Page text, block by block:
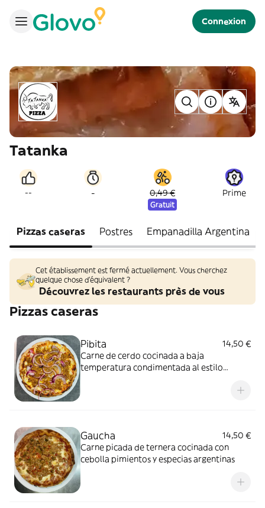
Connexion
Tatanka
-- - 0,49 €
Gratuit
Prime
Pizzas caseras Postres Empanadilla Argentina
Cet établissement est fermé actuellement. Vous cherchez
quelque chose d'équivalent ?
Découvrez les restaurants près de vous
Pizzas caseras
Pibita
14,50 €
Carne de cerdo cocinada a baja
temperatura condimentada al estilo
Gaucha
14,50 €
Carne picada de ternera cocinada con
cebolla pimientos y especias argentinas